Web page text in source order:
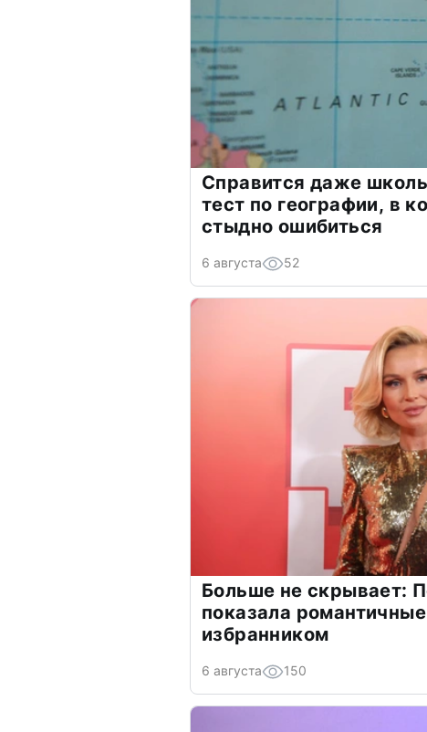
Справится даже
тест по географии, в
стыдно ошибиться
6 августа 52
Больше не скрывает:
показала
избранником
6 августа 150